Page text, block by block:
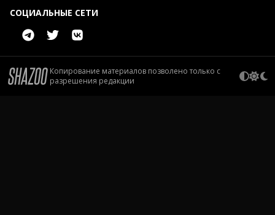
СОЦИАЛЬНЫЕ СЕТИ
Копирование материалов позволено только с
разрешения редакции